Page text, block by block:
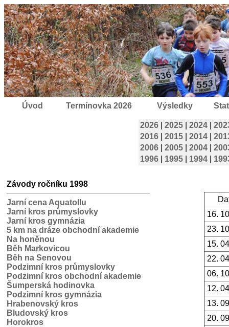
Úvod Termínovka 2026 Výsledky
2026 2025 2024
2016
2015 2014
2006
2005 2004
1996
1995 1994
Závody ročníku 1998
Jarní cena Aquatollu
Jarní kros průmyslovky
Jarní kros gymnázia
5 km na dráze obchodní akademie
Na honěnou
Běh Markovicou
Běh na Senovou
Podzimní kros průmyslovky
Podzimní kros obchodní akademie
Šumperská hodinovka
Podzimní kros gymnázia
Hrabenovský kros
Bludovský kros
Horokros
16.
23.
15.
22.
06.
12.
13.
20.